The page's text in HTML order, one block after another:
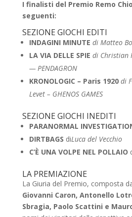
I finalisti del Premio Remo
seguenti:
SEZIONE GIOCHI EDITI
INDAGINI MINUTE di Matteo
LA VIA DELLE SPIE di Christian
— PENDAGRON
KRONOLOGIC – Paris 1920 di
Levet – GHENOS GAMES
SEZIONE GIOCHI INEDITI
PARANORMAL
DIRTBAGS diLuca del Vecchio
C’È UNA VOLPE NEL POLLAIO
LA PREMIAZIONE
La Giuria del Premio, composta
Giovanni Caron, Antonello
Sbragia, Paolo Scattini e